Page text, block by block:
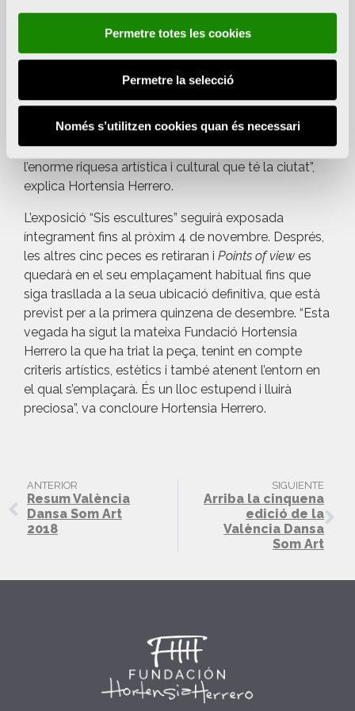
Permetre totes les cookies
Permetre la selecció
Només s’utilitzen cookies quan és necessari
de Tony Cragg es quedara per a sempre a València.
Sempre he destacat la importància que, en lloc de
ser nosaltres, els valencians, els qui viatjàrem a veure
l’obra de Tony Cragg a Nova York, foren els
a veure les seues obres. Amb esta adquisició, i la
donació que farem a la ciutat, esta obra serà una
excusa més per a acostar-se a València i visitar
l’enorme riquesa artística i cultural que té la ciutat”,
explica Hortensia Herrero.
L’exposició “Sis escultures” seguirà exposada
íntegrament fins al pròxim 4 de novembre. Després,
les altres cinc peces es retiraran i Points of view es
quedarà en el seu emplaçament habitual fins que
siga trasllada a la seua ubicació definitiva, que està
previst per a la primera quinzena de desembre. “Esta
vegada ha sigut la mateixa Fundació Hortensia
Herrero la que ha triat la peça, tenint en compte
criteris artístics, estètics i també atenent l’entorn en
el qual s’emplaçarà. És un lloc estupend i lluirà
preciosa”, va concloure Hortensia Herrero.
SIGUIENTE
Arriba la cinquena
edició de la
València Dansa
Som Art
ANTERIOR
Resum València
Dansa Som Art
2018